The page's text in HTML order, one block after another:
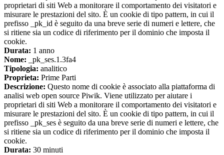
proprietari di siti Web a monitorare il comportamento dei visitatori e
misurare le prestazioni del sito. È un cookie di tipo pattern, in cui il
prefisso _pk_id è seguito da una breve serie di numeri e lettere, che
si ritiene sia un codice di riferimento per il dominio che imposta il
cookie.
Durata: 1 anno
Nome: _pk_ses.1.3fa4
Tipologia: analitico
Proprieta: Prime Parti
Descrizione: Questo nome di cookie è associato alla piattaforma di
analisi web open source Piwik. Viene utilizzato per aiutare i
proprietari di siti Web a monitorare il comportamento dei visitatori e
misurare le prestazioni del sito. È un cookie di tipo pattern, in cui il
prefisso _pk_ses è seguito da una breve serie di numeri e lettere, che
si ritiene sia un codice di riferimento per il dominio che imposta il
cookie.
Durata: 30 minuti